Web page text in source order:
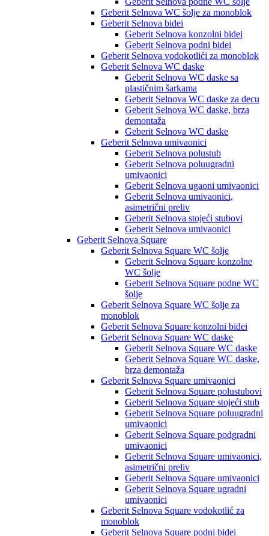
Geberit Selnova WC šolje za monoblok
Geberit Selnova bidei
Geberit Selnova konzolni bidei
Geberit Selnova podni bidei
Geberit Selnova vodokotlići za monoblok
Geberit Selnova WC daske
Geberit Selnova WC daske sa
plastičnim šarkama
Geberit Selnova WC daske za decu
Geberit Selnova WC daske, brza
demontaža
Geberit Selnova WC daske
Geberit Selnova umivaonici
Geberit Selnova polustub
Geberit Selnova poluugradni
umivaonici
Geberit Selnova ugaoni umivaonici
Geberit Selnova umivaonici,
asimetrični preliv
Geberit Selnova stojeći stubovi
Geberit Selnova umivaonici
Geberit Selnova Square
Geberit Selnova Square WC šolje
Geberit Selnova Square konzolne
WC šolje
Geberit Selnova Square podne WC
šolje
Geberit Selnova Square WC šolje za
monoblok
Geberit Selnova Square konzolni bidei
Geberit Selnova Square WC daske
Geberit Selnova Square WC daske
Geberit Selnova Square WC daske,
brza demontaža
Geberit Selnova Square umivaonici
Geberit Selnova Square polustubovi
Geberit Selnova Square stojeći stub
Geberit Selnova Square poluugradni
umivaonici
Geberit Selnova Square podgradni
umivaonici
Geberit Selnova Square umivaonici,
asimetrični preliv
Geberit Selnova Square umivaonici
Geberit Selnova Square ugradni
umivaonici
Geberit Selnova Square vodokotlić za
monoblok
Geberit Selnova Square podni bidei